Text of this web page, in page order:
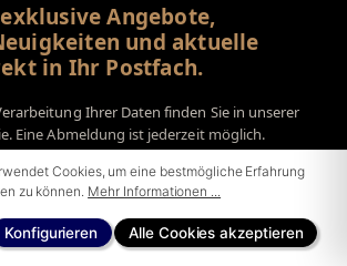
Angebote,
und aktuelle
in Ihr Postfach.
Ihrer Daten finden Sie in unserer
Eine Abmeldung ist jederzeit möglich.
E-Mail-Adresse*
Cookies, um eine bestmögliche Erfahrung
zu können. Mehr Informationen ...
Konfigurieren Alle Cookies akzeptieren